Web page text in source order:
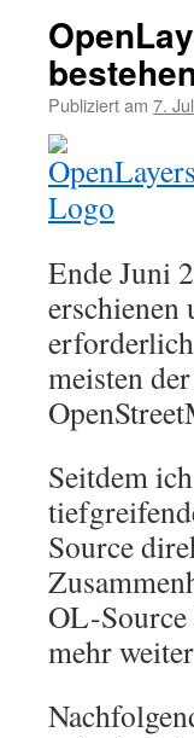
Publiziert am 7.
Ende Juni
erschienen
meisten
Seitdem
Source
OL-Source
mehr